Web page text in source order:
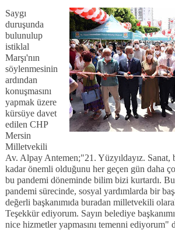
Saygı
duruşunda
bulunulup
istiklal
Marşı'nın
söylenmesinin
ardından
konuşmasını
yapmak üzere
kürsüye davet
edilen CHP
Mersin
Milletvekili
Av. Alpay Antemen;"21. Yüzyıldayız. Sanat,
kadar önemli olduğunu her geçen gün daha
bu pandemi döneminde bilim bizi kurtardı. Bu
pandemi sürecinde, sosyal yardımlarda bir
değerli başkanımıda buradan milletvekili
Teşekkür ediyorum. Sayın belediye
nice hizmetler yapmasını temenni ediyorum"